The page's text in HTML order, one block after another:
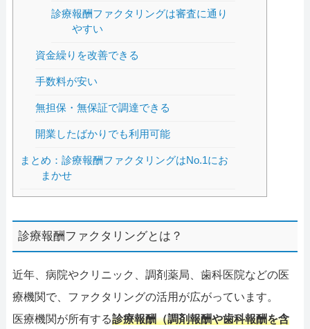
診療報酬ファクタリングは審査に通り
やすい
資金繰りを改善できる
手数料が安い
無担保・無保証で調達できる
開業したばかりでも利用可能
まとめ：診療報酬ファクタリングはNo.1にお
まかせ
診療報酬ファクタリングとは？
近年、病院やクリニック、調剤薬局、歯科医院などの医
療機関で、ファクタリングの活用が広がっています。
医療機関が所有する診療報酬（調剤報酬や歯科報酬を含